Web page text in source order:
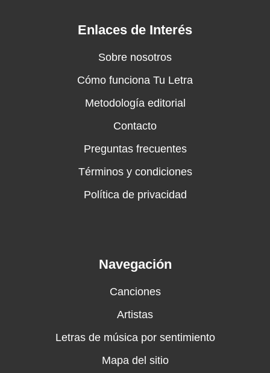
Enlaces de Interés
Sobre nosotros
Cómo funciona Tu Letra
Metodología editorial
Contacto
Preguntas frecuentes
Términos y condiciones
Política de privacidad
Navegación
Canciones
Artistas
Letras de música por sentimiento
Mapa del sitio